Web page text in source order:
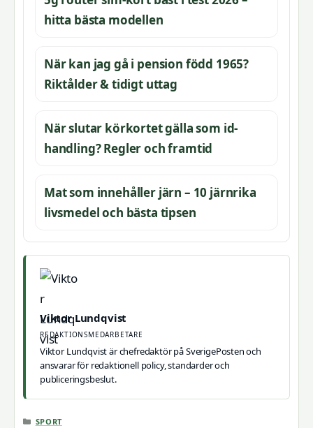
hitta bästa modellen
När kan jag gå i pension född 1965?
Riktålder & tidigt uttag
När slutar körkortet gälla som id-
handling? Regler och framtid
Mat som innehåller järn – 10 järnrika
livsmedel och bästa tipsen
Viktor Lundqvist
REDAKTIONSMEDARBETARE
Viktor Lundqvist är chefredaktör på SverigePosten och
ansvarar för redaktionell policy, standarder och
publiceringsbeslut.
KATEGORIER
SPORT